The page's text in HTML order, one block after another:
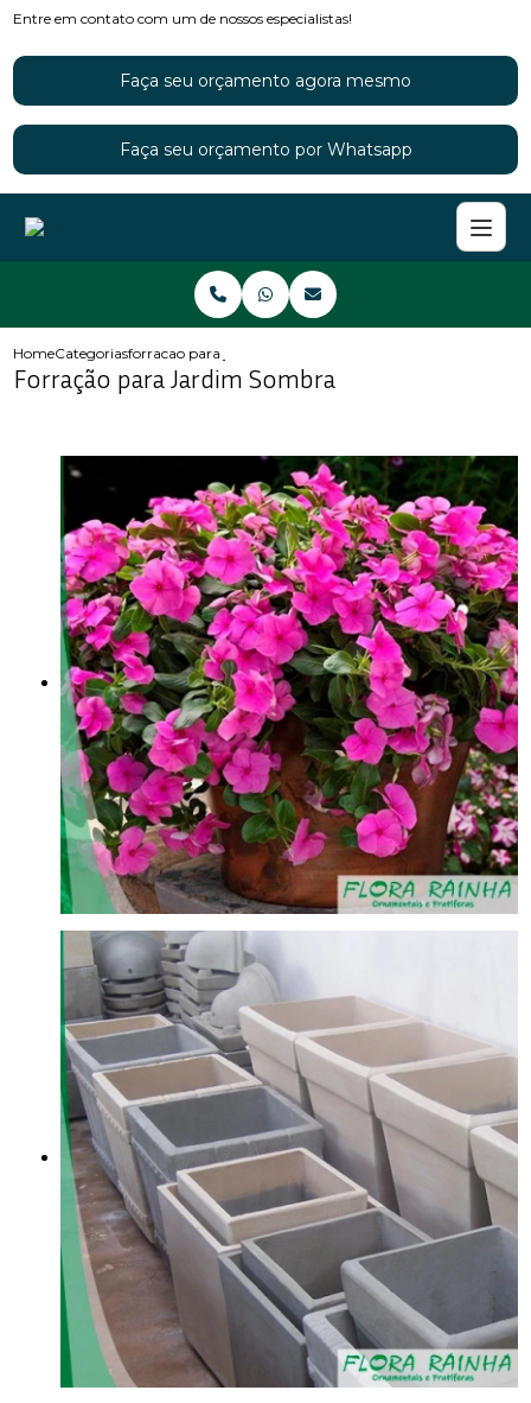
Entre em contato com um de nossos especialistas!
Faça seu orçamento agora mesmo
Faça seu orçamento por Whatsapp
HomeCategoriasforracao para jardim sombra
Forração para Jardim Sombra